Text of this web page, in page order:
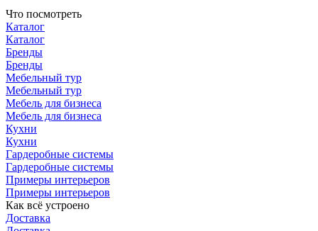
Что посмотреть
Каталог
Каталог
Бренды
Бренды
Мебельный тур
Мебельный тур
Мебель для бизнеса
Мебель для бизнеса
Кухни
Кухни
Гардеробные системы
Гардеробные системы
Примеры интерьеров
Примеры интерьеров
Как всё устроено
Доставка